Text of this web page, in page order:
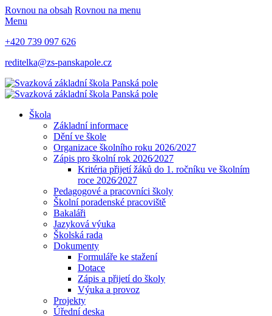
Rovnou na obsah Rovnou na menu
Menu
+420 739 097 626
reditelka@zs-panskapole.cz
Škola
Základní informace
Dění ve škole
Organizace školního roku 2026/2027
Zápis pro školní rok 2026⁄2027
Kritéria přijetí žáků do 1. ročníku ve školním
roce 2026⁄2027
Pedagogové a pracovníci školy
Školní poradenské pracoviště
Bakaláři
Jazyková výuka
Školská rada
Dokumenty
Formuláře ke stažení
Dotace
Zápis a přijetí do školy
Výuka a provoz
Projekty
Úřední deska